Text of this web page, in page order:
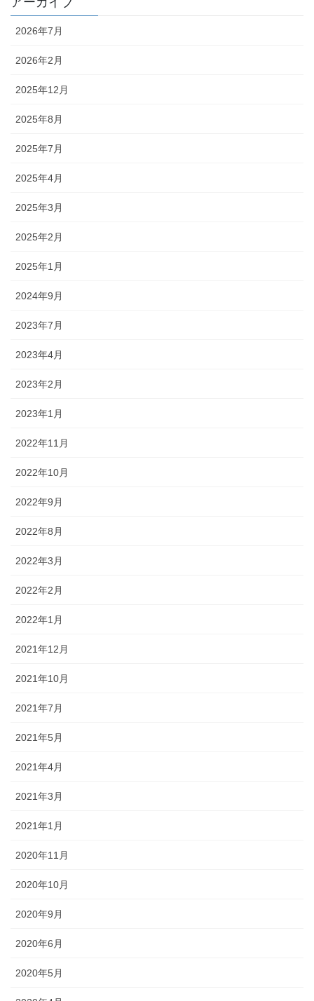
2026年7月
2026年2月
2025年12月
2025年8月
2025年7月
2025年4月
2025年3月
2025年2月
2025年1月
2024年9月
2023年7月
2023年4月
2023年2月
2023年1月
2022年11月
2022年10月
2022年9月
2022年8月
2022年3月
2022年2月
2022年1月
2021年12月
2021年10月
2021年7月
2021年5月
2021年4月
2021年3月
2021年1月
2020年11月
2020年10月
2020年9月
2020年6月
2020年5月